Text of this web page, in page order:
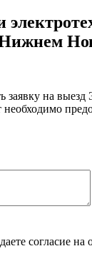
заявку на
необходимо
согласие на